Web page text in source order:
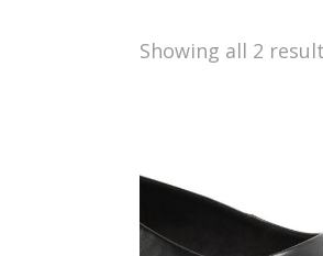
Showing all 2